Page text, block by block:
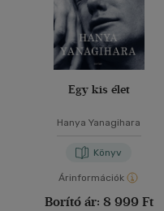
Egy kis élet
Hanya Yanagihara
Könyv
Árinformációk
Borító ár: 8 999 Ft